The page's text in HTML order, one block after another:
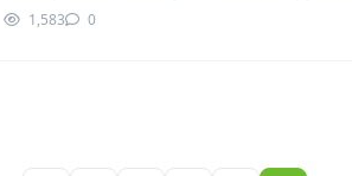
совершенно другого…
1,583 0